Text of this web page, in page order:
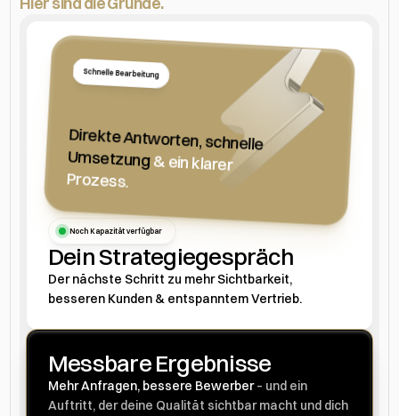
Schnelle Bearbeitung
Direkte Antworten, schnelle
Umsetzung& ein klarer
Prozess.
Noch Kapazität verfügbar
Dein Strategiegespräch
Der nächste Schritt zu mehr Sichtbarkeit,
besseren Kunden & entspanntem Vertrieb.
Messbare Ergebnisse
Mehr Anfragen, bessere Bewerber– und ein
Auftritt, der deine Qualität sichtbar macht und dich